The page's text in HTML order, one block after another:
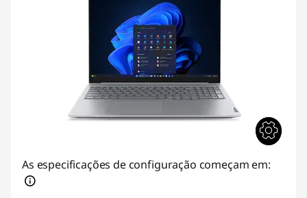
As especificações de configuração começam em: